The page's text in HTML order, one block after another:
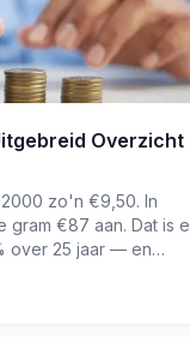
Overzicht
zo'n €9,50. In
gram €87 aan. Dat is
over 25 jaar — en